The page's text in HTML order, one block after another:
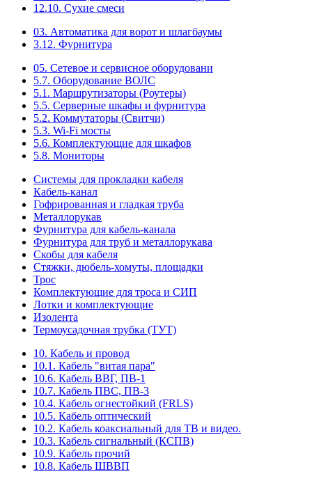
12.10. Сухие смеси
03. Автоматика для ворот и шлагбаумы
3.12. Фурнитура
05. Сетевое и сервисное оборудовани
5.7. Оборудование ВОЛС
5.1. Маршрутизаторы (Роутеры)
5.5. Серверные шкафы и фурнитура
5.2. Коммутаторы (Свитчи)
5.3. Wi-Fi мосты
5.6. Комплектующие для шкафов
5.8. Мониторы
Системы для прокладки кабеля
Кабель-канал
Гофрированная и гладкая труба
Металлорукав
Фурнитура для кабель-канала
Фурнитура для труб и металлорукава
Скобы для кабеля
Стяжки, дюбель-хомуты, площадки
Трос
Комплектующие для троса и СИП
Лотки и комплектующие
Изолента
Термоусадочная трубка (ТУТ)
10. Кабель и провод
10.1. Кабель "витая пара"
10.6. Кабель ВВГ, ПВ-1
10.7. Кабель ПВС, ПВ-3
10.4. Кабель огнестойкий (FRLS)
10.5. Кабель оптический
10.2. Кабель коаксиальный для ТВ и видео.
10.3. Кабель сигнальный (КСПВ)
10.9. Кабель прочий
10.8. Кабель ШВВП